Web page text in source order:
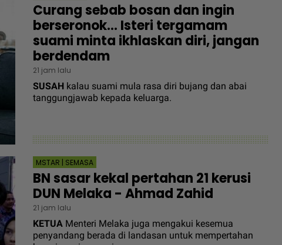
Curang sebab bosan dan ingin
berseronok... Isteri tergamam
suami minta ikhlaskan diri, jangan
berdendam
21 jam lalu
SUSAH kalau suami mula rasa diri bujang dan abai
tanggungjawab kepada keluarga.
MSTAR | SEMASA
BN sasar kekal pertahan 21 kerusi
DUN Melaka - Ahmad Zahid
21 jam lalu
KETUA Menteri Melaka juga mengakui kesemua
penyandang berada di landasan untuk mempertahan